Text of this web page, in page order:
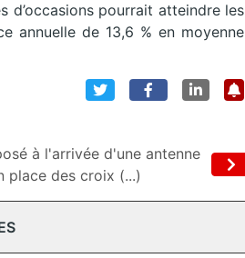
d’occasions pourrait atteindre les
annuelle de 13,6 % en moyenne
à l'arrivée d'une antenne
place des croix (...)